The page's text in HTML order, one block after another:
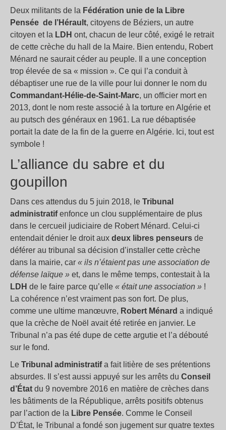
Deux militants de la Fédération unie de la Libre
Pensée de l’Hérault, citoyens de Béziers, un autre
citoyen et la LDH ont, chacun de leur côté, exigé le retrait
de cette crèche du hall de la Maire. Bien entendu, Robert
Ménard ne saurait céder au peuple. Il a une conception
trop élevée de sa « mission ». Ce qui l’a conduit à
débaptiser une rue de la ville pour lui donner le nom du
Commandant-Hélie-de-Saint-Marc, un officier mort en
2013, dont le nom reste associé à la torture en Algérie et
au putsch des généraux en 1961. La rue débaptisée
portait la date de la fin de la guerre en Algérie. Ici, tout est
symbole !
L’alliance du sabre et du
goupillon
Dans ces attendus du 5 juin 2018, le Tribunal
administratifenfonce un clou supplémentaire de plus
dans le cercueil judiciaire de Robert Ménard. Celui-ci
entendait dénier le droit aux deux libres penseurs de
déférer au tribunal sa décision d’installer cette crèche
dans la mairie, car « ils n’étaient pas une association de
défense laïque » et, dans le même temps, contestait à la
LDH de le faire parce qu’elle « était une association » !
La cohérence n’est vraiment pas son fort. De plus,
comme une ultime manœuvre, Robert Ménard a indiqué
que la crèche de Noël avait été retirée en janvier. Le
Tribunal n’a pas été dupe de cette argutie et l’a débouté
sur le fond.
Le Tribunal administratifa fait litière de ses prétentions
absurdes. Il s’est aussi appuyé sur les arrêts du Conseil
d’État du 9 novembre 2016 en matière de crèches dans
les bâtiments de la République, arrêts positifs obtenus
par l’action de la Libre Pensée. Comme le Conseil
D’État, le Tribunal a fondé son jugement sur quatre textes